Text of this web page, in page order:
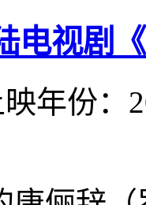
电视剧
映年份：